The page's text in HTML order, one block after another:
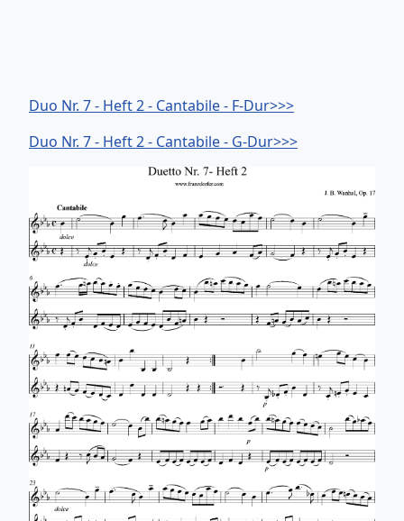
Duo Nr. 7 - Heft 2 - Cantabile - F-Dur>>>
Duo Nr. 7 - Heft 2 - Cantabile - G-Dur>>>